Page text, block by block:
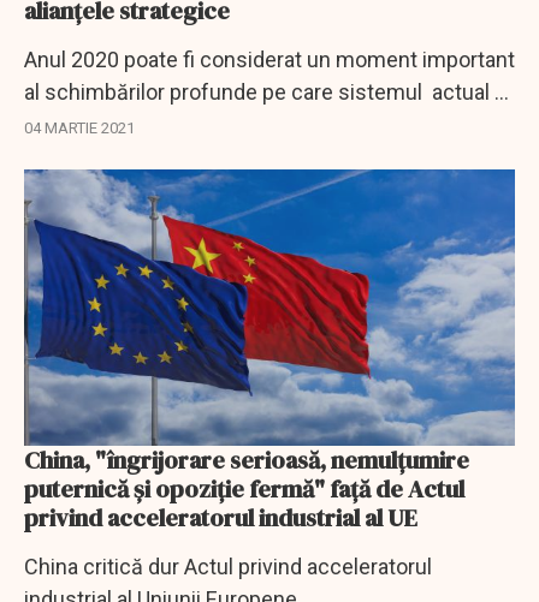
alianțele strategice
Anul 2020 poate fi considerat un moment important
al schimbărilor profunde pe care sistemul actual al
funcționării economiei globale le înregistrează din
04 MARTIE 2021
China, "îngrijorare serioasă, nemulţumire
puternică şi opoziţie fermă" faţă de Actul
privind acceleratorul industrial al UE
China critică dur Actul privind acceleratorul